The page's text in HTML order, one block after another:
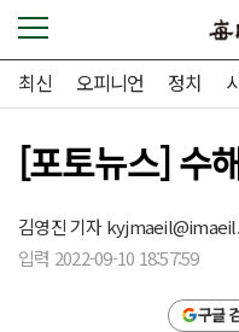
최신 오피니언 정치
[포토뉴스] 수
김영진 기자
입력 2022-09-10 18:57:59
구글